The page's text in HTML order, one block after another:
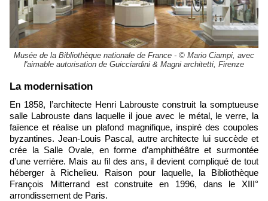
Musée de la Bibliothèque nationale de France - © Mario Ciampi, avec
l'aimable autorisation de Guicciardini & Magni architetti, Firenze
​La modernisation
En 1858, l’architecte Henri Labrouste construit la somptueuse
salle Labrouste dans laquelle il joue avec le métal, le verre, la
faïence et réalise un plafond magnifique, inspiré des coupoles
byzantines. Jean-Louis Pascal, autre architecte lui succède et
crée la Salle Ovale, en forme d’amphithéâtre et surmontée
d’une verrière. Mais au fil des ans, il devient compliqué de tout
héberger à Richelieu. Raison pour laquelle, la Bibliothèque
François Mitterrand est construite en 1996, dans le XIII°
arrondissement de Paris.